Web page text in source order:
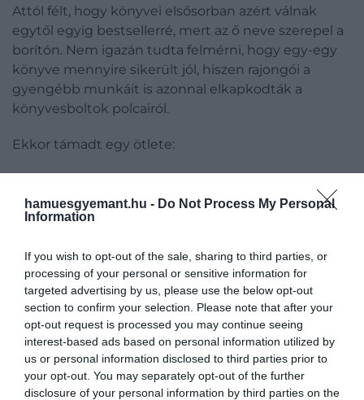
hamuesgyemant.hu - Do Not Process My Personal
Information
If you wish to opt-out of the sale, sharing to third parties, or
processing of your personal or sensitive information for
targeted advertising by us, please use the below opt-out
section to confirm your selection. Please note that after your
opt-out request is processed you may continue seeing
interest-based ads based on personal information utilized by
us or personal information disclosed to third parties prior to
your opt-out. You may separately opt-out of the further
disclosure of your personal information by third parties on the
Attól félt, hogy könyvei elsősorban azért válnak
egytől egyig bestsellerré, mert az ő neve szerepel a
borítón. Nem igazán tudta felmérni, hogy egy-egy
könyve mennyire sikerült jól, hiszen rajongói a
gyengébb munkáit is azonnal elkapkodták a
könyvesboltok polcairól.
Ekkor támadt egy ötlete:
vizsgálva, hogy vajon „szűz” íróként, a King
márkanév húzóereje nélkül is kíváncsiak lesznek-e
Eredetileg anyai nagyapja nevén, Gus
Pillsyburykéntpróbálkozott volna, végül aRichard
Bachman névre esett a választása.
Az első Bachman-könyv, amely aRagecímet viselte,
1977-ben jelent meg, ezt követte
A hosszú
menetelés( The Long Walk),Az átkozott út